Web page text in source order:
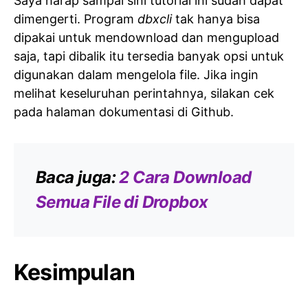
dimengerti. Program dbxclitak hanya bisa
dipakai untuk mendownload dan mengupload
saja, tapi dibalik itu tersedia banyak opsi untuk
digunakan dalam mengelola file. Jika ingin
melihat keseluruhan perintahnya, silakan cek
pada halaman dokumentasi di Github.
Baca juga:2 Cara Download
Semua File di Dropbox
Kesimpulan